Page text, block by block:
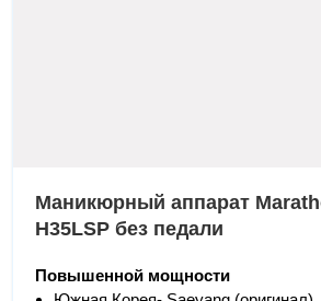
Маникюрный аппарат
H35LSP без педали
Повышенной мощности